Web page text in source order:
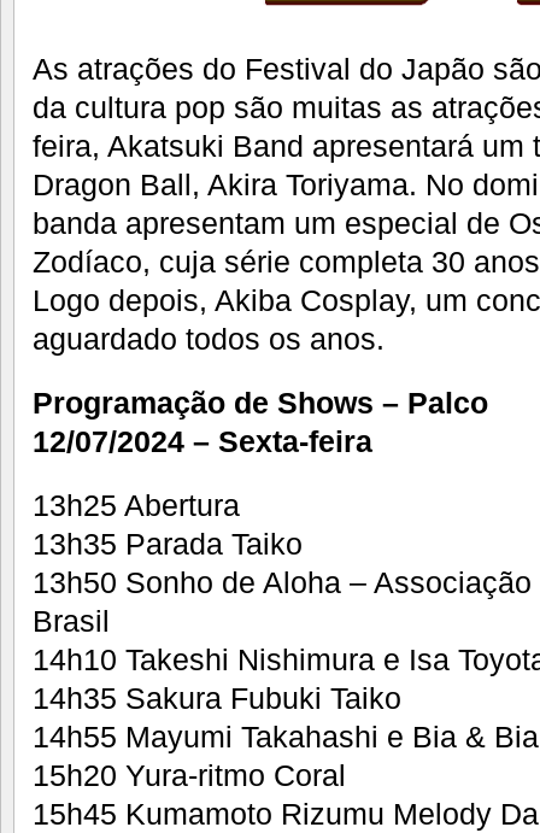
As atrações do Festival do Japão
da cultura pop são muitas as
feira, Akatsuki Band apresentará um
Dragon Ball, Akira Toriyama. No
banda apresentam um especial de
Zodíaco, cuja série completa 30
Logo depois, Akiba Cosplay, um
aguardado todos os anos.
Programação de Shows – Palco
12/07/2024 – Sexta-feira
13h25 Abertura
13h35 Parada Taiko
13h50 Sonho de Aloha –
Brasil
14h10 Takeshi Nishimura e Isa
14h35 Sakura Fubuki Taiko
14h55 Mayumi Takahashi e Bia &
15h20 Yura-ritmo Coral
15h45 Kumamoto Rizumu Melody